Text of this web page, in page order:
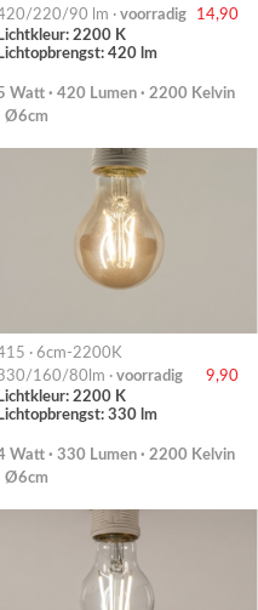
220/90 lm · voorradig
14,90
Lichtkleur: 2200 K
Lichtopbrengst: 420 lm
Watt · 420 Lumen · 2200 Kelvin
Ø6cm
· 6cm-2200K
160/80lm · voorradig
9,90
Lichtkleur: 2200 K
Lichtopbrengst: 330 lm
Watt · 330 Lumen · 2200 Kelvin
Ø6cm